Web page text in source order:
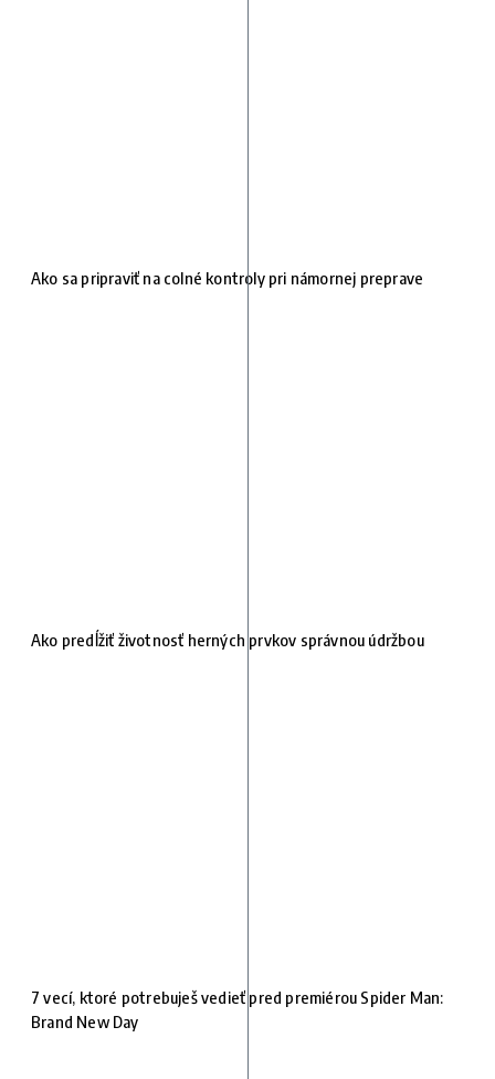
Ako sa pripraviť na colné kontroly pri námornej preprave
Ako predĺžiť životnosť herných prvkov správnou údržbou
7 vecí, ktoré potrebuješ vedieť pred premiérou Spider Man:
Brand New Day